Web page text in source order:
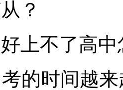
？
上不了高
的时间越